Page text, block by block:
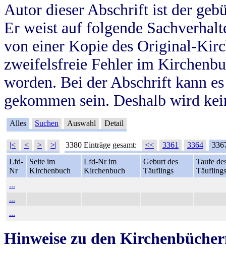
Autor dieser Abschrift ist der
Er weist auf folgende
von einer Kopie des Original-
zweifelsfreie Fehler im
worden. Bei der Abschrift kann
gekommen sein. Deshalb wird
Alles Suchen Auswahl Detail
|< < > >| 3380 Einträge gesamt: << 3361 3364
Lfd-
Nr
Seite im
Kirchenbuch
Lfd-Nr im
Kirchenbuch
Geburt des
Täuflings
Taufe
Täuflings
...
...
...
Hinweise zu den